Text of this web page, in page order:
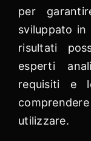
per
sviluppato
risultati
esperti
requisiti e
utilizzare.